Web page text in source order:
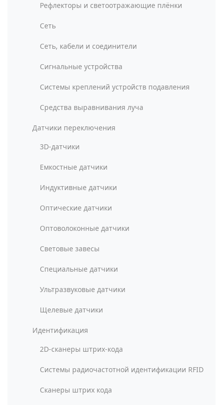
Рефлекторы и светоотражающие плёнки
Сеть
Сеть, кабели и соединители
Сигнальные устройства
Системы креплений устройств подавления
Средства выравнивания луча
Датчики переключения
3D-датчики
Емкостные датчики
Индуктивные датчики
Оптические датчики
Оптоволоконные датчики
Световые завесы
Специальные датчики
Ультразвуковые датчики
Щелевые датчики
Идентификация
2D-сканеры штрих-кода
Системы радиочастотной идентификации RFID
Сканеры штрих кода